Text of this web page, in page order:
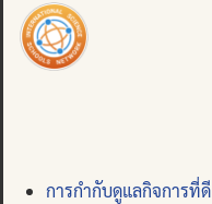
การกำกับดูแลกิจการที่ดี